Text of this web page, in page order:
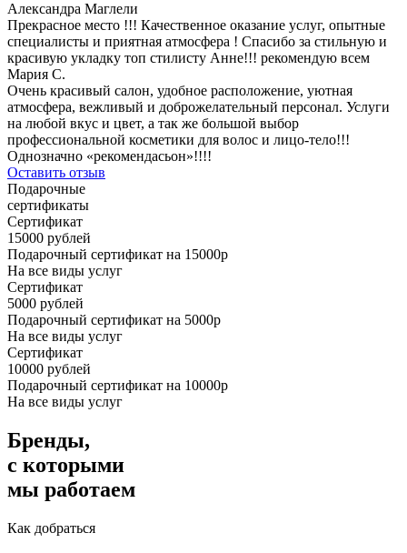
Александра Маглели
Прекрасное место !!! Качественное оказание услуг, опытные
специалисты и приятная атмосфера ! Спасибо за стильную и
красивую укладку топ стилисту Анне!!! рекомендую всем
Мария С.
Очень красивый салон, удобное расположение, уютная
атмосфера, вежливый и доброжелательный персонал. Услуги
на любой вкус и цвет, а так же большой выбор
профессиональной косметики для волос и лицо-тело!!!
Однозначно «рекомендасьон»!!!!
Оставить отзыв
Подарочные
сертификаты
Сертификат
15000 рублей
Подарочный сертификат на 15000р
На все виды услуг
Сертификат
5000 рублей
Подарочный сертификат на 5000р
На все виды услуг
Сертификат
10000 рублей
Подарочный сертификат на 10000р
На все виды услуг
Бренды,
с которыми
мы работаем
Как добраться